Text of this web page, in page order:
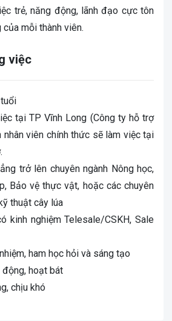
trẻ, năng động, lãnh đạo cực tôn
mỗi thành viên.
việc
tại TP Vĩnh Long (Công ty hỗ trợ
nhân viên chính thức sẽ làm việc tại
trở lên chuyên ngành Nông học,
Bảo vệ thực vật, hoặc các chuyên
thuật cây lúa
kinh nghiệm Telesale/CSKH, Sale
ham học hỏi và sáng tạo
động, hoạt bát
chịu khó